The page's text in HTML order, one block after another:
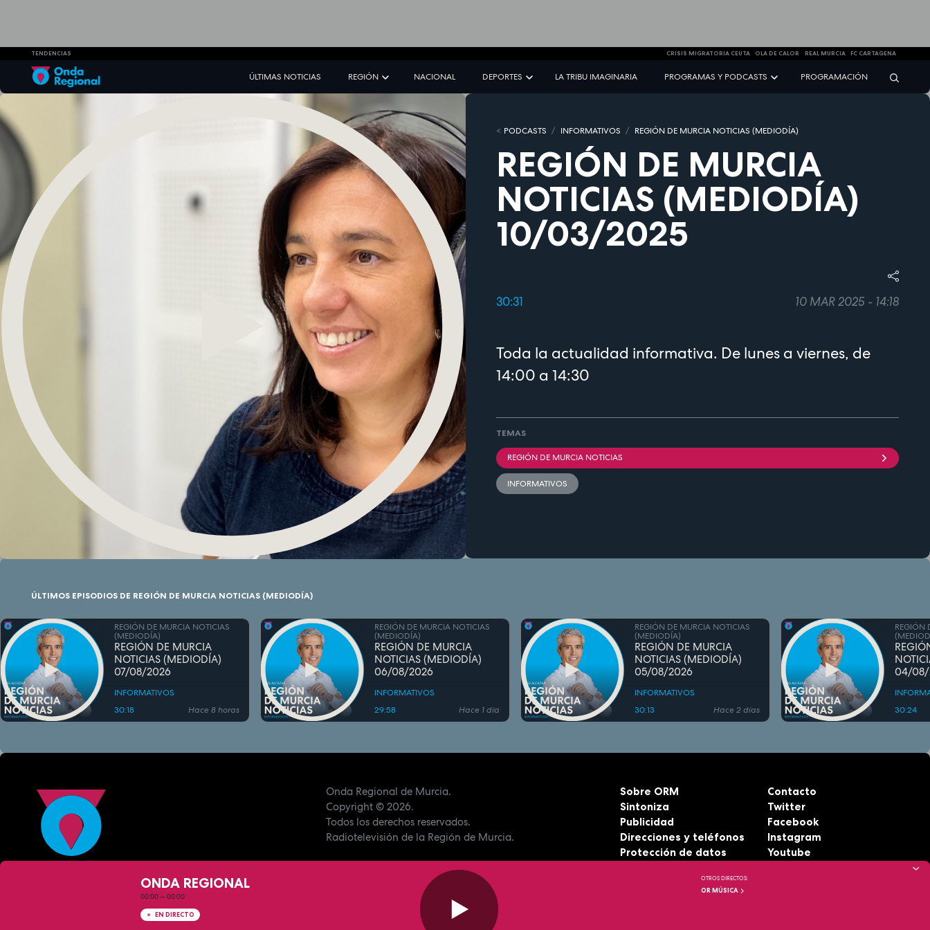
TENDENCIAS CRISIS MIGRATORIA CEUTA OLA DE CALOR REAL MURCIA FC CARTAGENA
ÚLTIMAS NOTICIAS REGIÓN NACIONAL DEPORTES LA TRIBU IMAGINARIA PROGRAMAS Y PODCASTS PROGRAMACIÓN
PODCASTS INFORMATIVOS REGIÓN DE MURCIA NOTICIAS (MEDIODÍA)
REGIÓN DE MURCIA
NOTICIAS (MEDIODÍA)
10/03/2025
30:31 10 MAR 2025 - 14:18
Toda la actualidad informativa. De lunes a viernes, de
14:00 a 14:30
TEMAS
REGIÓN DE MURCIA NOTICIAS
INFORMATIVOS
ÚLTIMOS EPISODIOS DE REGIÓN DE MURCIA NOTICIAS (MEDIODÍA)
REGIÓN DE MURCIA NOTICIAS
(MEDIODÍA)
REGIÓN DE MURCIA
NOTICIAS (MEDIODÍA)
07/08/2026
INFORMATIVOS
30:18
Hace 8 horas
REGIÓN DE MURCIA NOTICIAS
(MEDIODÍA)
REGIÓN DE MURCIA
NOTICIAS (MEDIODÍA)
06/08/2026
INFORMATIVOS
29:58
Hace 1 día
REGIÓN DE MURCIA NOTICIAS
(MEDIODÍA)
REGIÓN DE MURCIA
NOTICIAS (MEDIODÍA)
05/08/2026
INFORMATIVOS
30:13
Hace 2 días
REGIÓN
04/
30:24
Onda Regional de Murcia.
Copyright© 2026.
Todos los derechos reservados.
Radiotelevisión de la Región de Murcia.
Sobre ORM
Sintoniza
Publicidad
Direcciones y teléfonos
Protección de datos
Contacto
Twitter
Facebook
Instagram
Youtube
ONDA REGIONAL
00:00—00:00
EN DIRECTO
OTROS DIRECTOS:
OR MÚSICA